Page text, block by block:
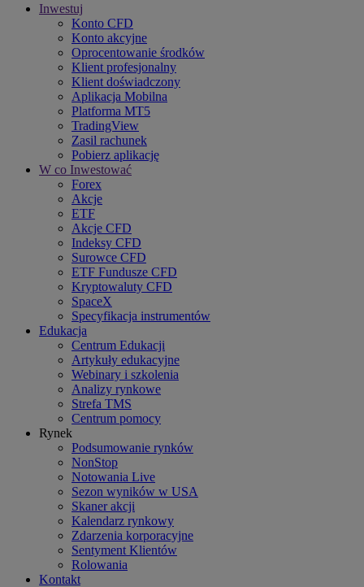
Inwestuj
Konto CFD
Konto akcyjne
Oprocentowanie środków
Klient profesjonalny
Klient doświadczony
Aplikacja Mobilna
Platforma MT5
TradingView
Zasil rachunek
Pobierz aplikację
W co Inwestować
Forex
Akcje
ETF
Akcje CFD
Indeksy CFD
Surowce CFD
ETF Fundusze CFD
Kryptowaluty CFD
SpaceX
Specyfikacja instrumentów
Edukacja
Centrum Edukacji
Artykuły edukacyjne
Webinary i szkolenia
Analizy rynkowe
Strefa TMS
Centrum pomocy
Rynek
Podsumowanie rynków
NonStop
Notowania Live
Sezon wyników w USA
Skaner akcji
Kalendarz rynkowy
Zdarzenia korporacyjne
Sentyment Klientów
Rolowania
Kontakt